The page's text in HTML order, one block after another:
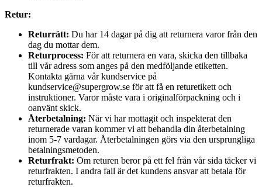
Retur:
Returrätt: Du har 14 dagar på dig att returnera varor från den
dag du mottar dem.
Returprocess: För att returnera en vara, skicka den tillbaka
till vår adress som anges på den medföljande etiketten.
Kontakta gärna vår kundservice på
kundservice@supergrow.se för att få en returetikett och
instruktioner. Varor måste vara i originalförpackning och i
oanvänt skick.
Återbetalning: När vi har mottagit och inspekterat den
returnerade varan kommer vi att behandla din återbetalning
inom 5-7 vardagar. Återbetalningen görs via den ursprungliga
betalningsmetoden.
Returfrakt: Om returen beror på ett fel från vår sida täcker vi
returfrakten. I andra fall är det kundens ansvar att betala för
returfrakten.